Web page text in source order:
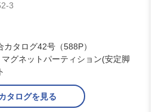
3
タログ42号（588P）
タログを見る
グネットパーティション(安定脚